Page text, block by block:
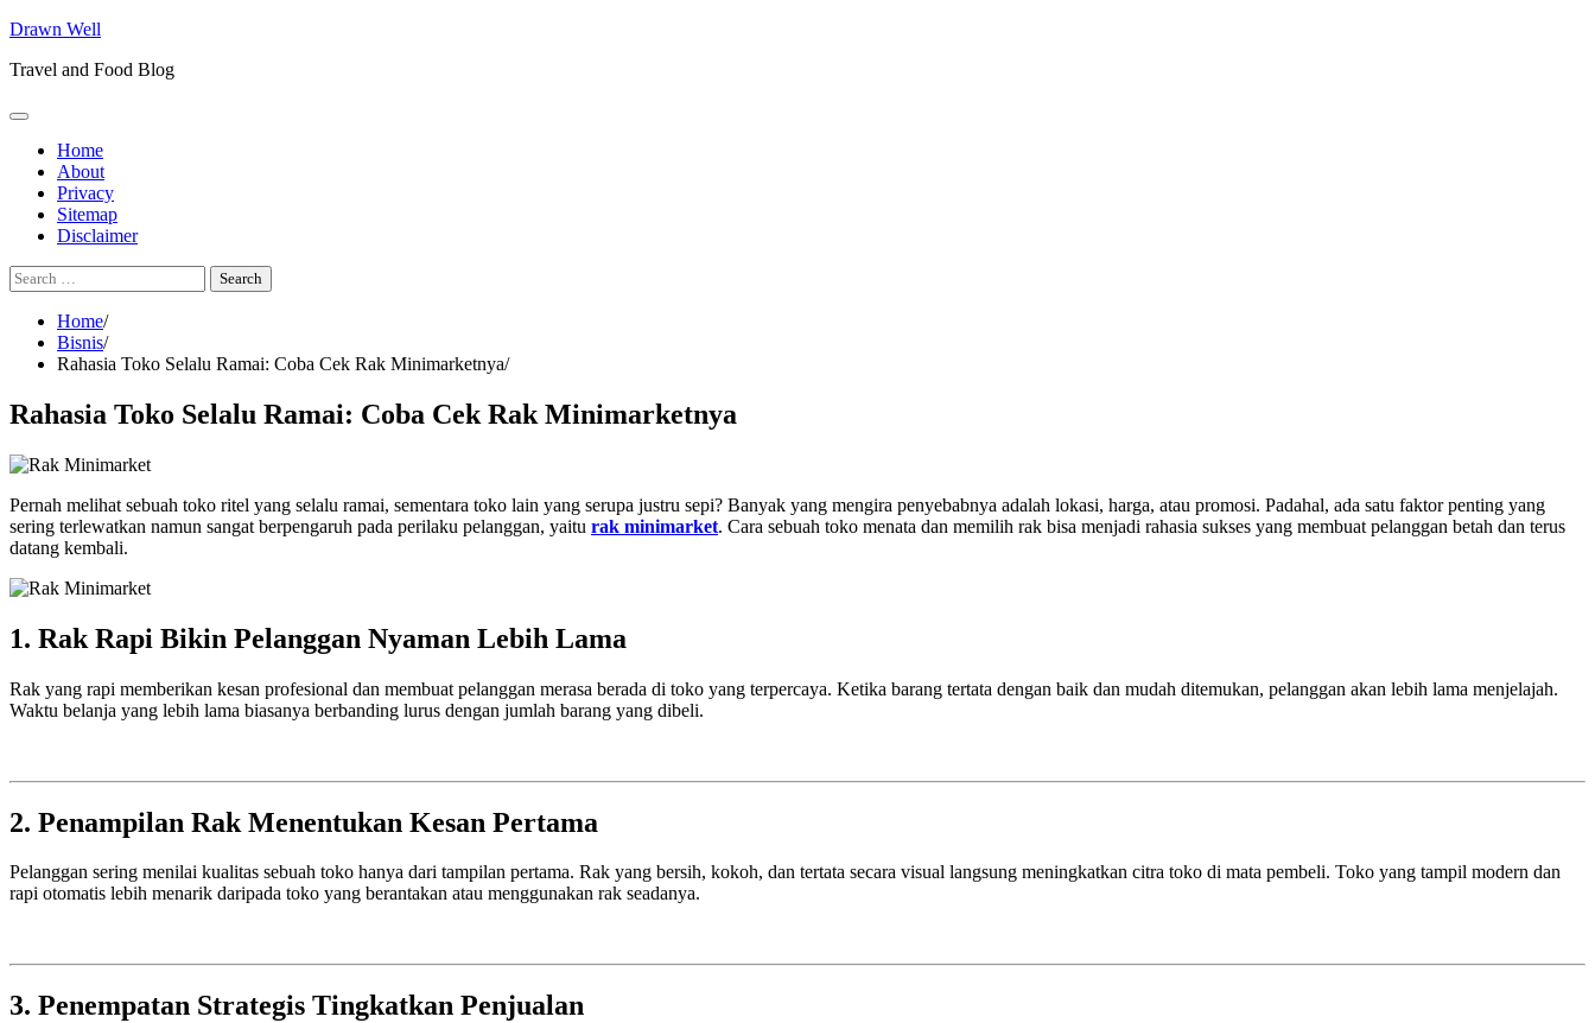
Skip
content
Drawn Well
Travel and Food Blog
Home
About
Privacy
Sitemap
Disclaimer
Search
for:
Home
Bisnis
Rahasia Toko Selalu Ramai: Coba Cek Rak Minimarketnya
Rahasia Toko Selalu Ramai: Coba Cek Rak Minimarketnya
Pernah melihat sebuah toko ritel yang selalu ramai, sementara toko lain yang serupa justru sepi? Banyak yang mengira penyebabnya adalah lokasi, harga, atau promosi. Padahal, ada satu faktor penting yang
sering terlewatkan namun sangat berpengaruh pada perilaku pelanggan, yaitu rak minimarket. Cara sebuah toko menata dan memilih rak bisa menjadi rahasia sukses yang membuat pelanggan betah dan terus
datang kembali.
1. Rak Rapi Bikin Pelanggan Nyaman Lebih Lama
Rak yang rapi memberikan kesan profesional dan membuat pelanggan merasa berada di toko yang terpercaya. Ketika barang tertata dengan baik dan mudah ditemukan, pelanggan akan lebih lama menjelajah.
Waktu belanja yang lebih lama biasanya berbanding lurus dengan jumlah barang yang dibeli.
2. Penampilan Rak Menentukan Kesan Pertama
Pelanggan sering menilai kualitas sebuah toko hanya dari tampilan pertama. Rak yang bersih, kokoh, dan tertata secara visual langsung meningkatkan citra toko di mata pembeli. Toko yang tampil modern dan
rapi otomatis lebih menarik daripada toko yang berantakan atau menggunakan rak seadanya.
3. Penempatan Strategis Tingkatkan Penjualan